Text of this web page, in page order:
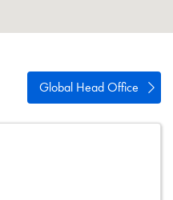
Global Head Office
Mapa del sitio
iSource Acceso